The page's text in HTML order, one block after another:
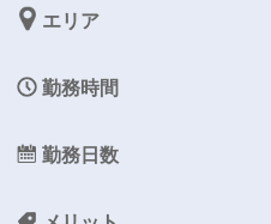
エリア
勤務時間
勤務日数